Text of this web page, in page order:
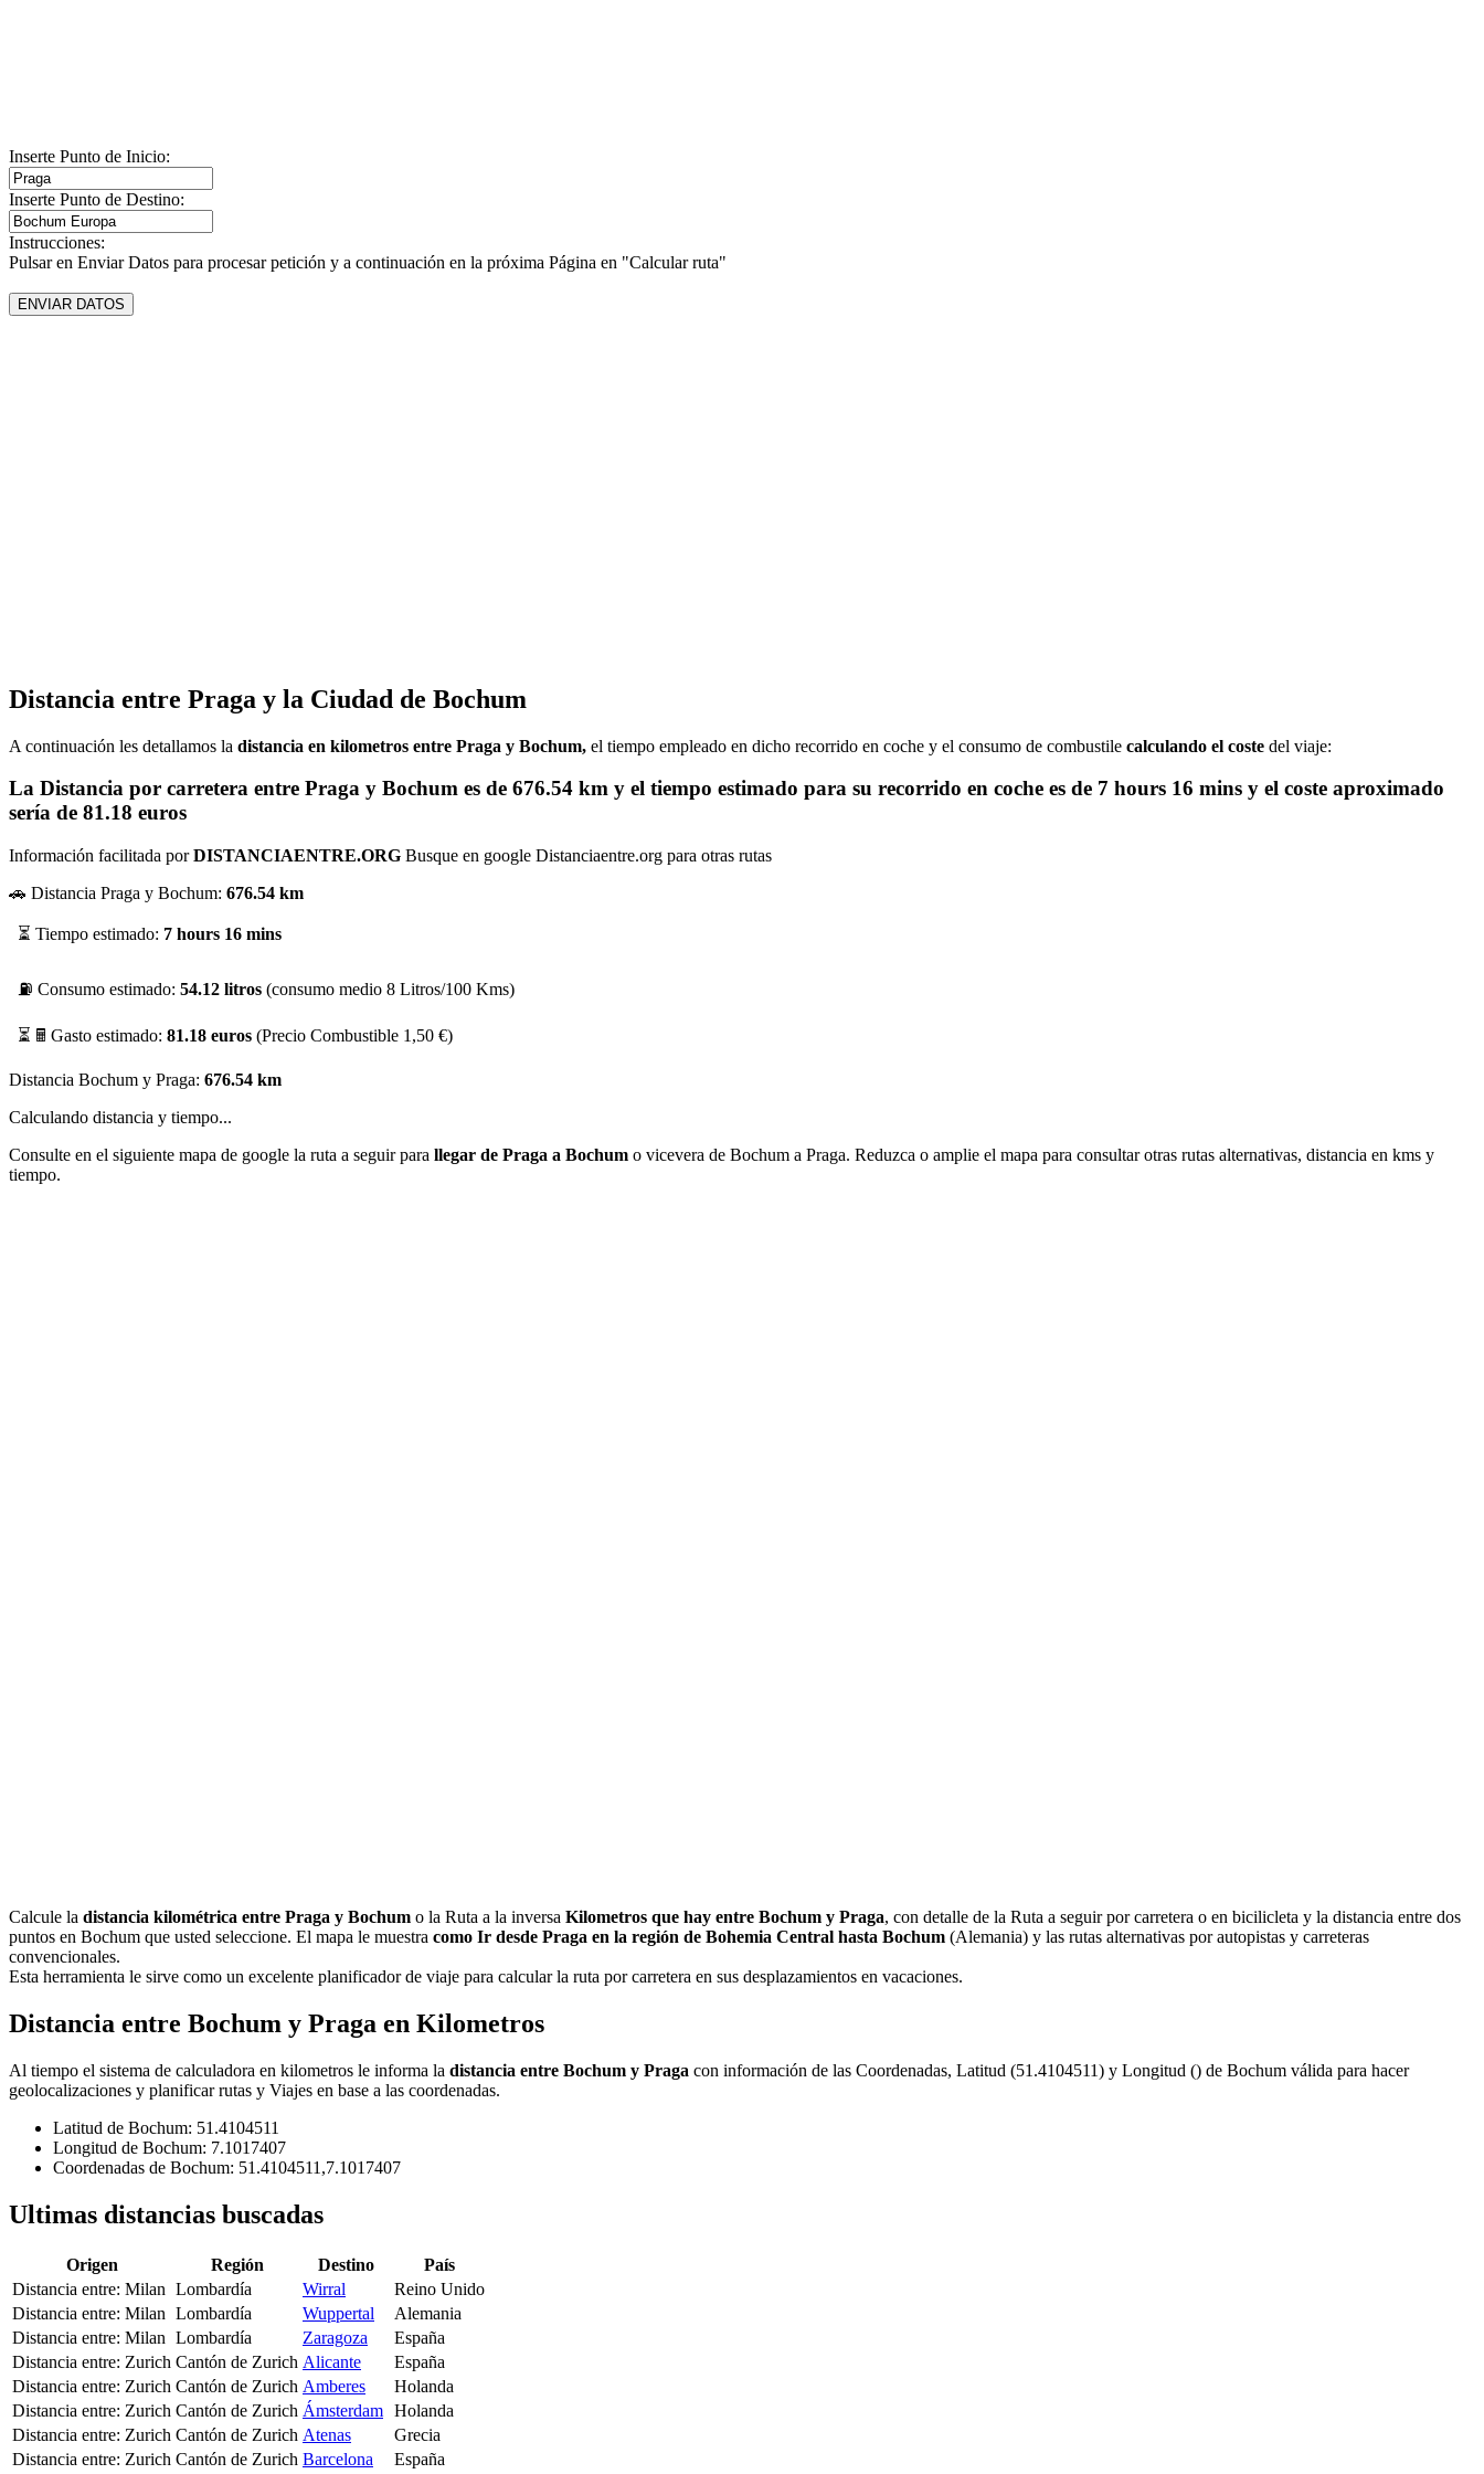
Inserte Punto de Inicio:
Inserte Punto de Destino:
Instrucciones:
Pulsar en Enviar Datos para procesar petición y a continuación en la próxima Página en "Calcular ruta"
Distancia entre Praga y la Ciudad de Bochum
A continuación les detallamos la distancia en kilometros entre Praga y Bochum, el tiempo empleado en dicho recorrido en coche y el consumo de combustile calculando el coste del viaje:
La Distancia por carretera entre Praga y Bochum es de 676.54 km y el tiempo estimado para su recorrido en coche es de 7 hours 16 mins y el coste aproximado
sería de 81.18 euros
Información facilitada porDISTANCIAENTRE.ORG Busque en google Distanciaentre.org para otras rutas
🚗 Distancia Praga y Bochum: 676.54 km
⏳ Tiempo estimado: 7 hours 16 mins
⛽ Consumo estimado: 54.12 litros (consumo medio 8 Litros/100 Kms)
⏳ 🖩 Gasto estimado: 81.18 euros (Precio Combustible 1,50 €)
Distancia Bochum y Praga: 676.54 km
Calculando distancia y tiempo...
Consulte en el siguiente mapa de google la ruta a seguir para llegar de Praga a Bochum o vicevera de Bochum a Praga. Reduzca o amplie el mapa para consultar otras rutas alternativas, distancia en kms y
tiempo.
Calcule la distancia kilométrica entre Praga y Bochum o la Ruta a la inversa Kilometros que hay entre Bochum y Praga, con detalle de la Ruta a seguir por carretera o en bicilicleta y la distancia entre dos
puntos en Bochum que usted seleccione. El mapa le muestra como Ir desde Praga en la región de Bohemia Central hasta Bochum (Alemania) y las rutas alternativas por autopistas y carreteras
convencionales.
Esta herramienta le sirve como un excelente planificador de viaje para calcular la ruta por carretera en sus desplazamientos en vacaciones.
Distancia entre Bochum y Praga en Kilometros
Al tiempo el sistema de calculadora en kilometros le informa la distancia entre Bochum y Praga con información de las Coordenadas, Latitud (51.4104511) y Longitud () de Bochum válida para hacer
geolocalizaciones y planificar rutas y Viajes en base a las coordenadas.
Latitud de Bochum: 51.4104511
Longitud de Bochum: 7.1017407
Coordenadas de Bochum: 51.4104511,7.1017407
Ultimas distancias buscadas
Origen Región Destino
País
Distancia entre: Milan Lombardía Wirral
Reino Unido
Distancia entre: Milan Lombardía Wuppertal
Alemania
Distancia entre: Milan Lombardía Zaragoza
España
Distancia entre: Zurich Cantón de Zurich Alicante
España
Distancia entre: Zurich Cantón de Zurich Amberes
Holanda
Distancia entre: Zurich Cantón de Zurich Ámsterdam Holanda
Distancia entre: Zurich Cantón de Zurich Atenas
Grecia
Distancia entre: Zurich Cantón de Zurich Barcelona
España